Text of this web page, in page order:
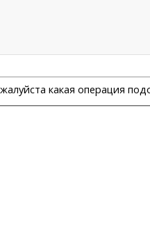
какая операция